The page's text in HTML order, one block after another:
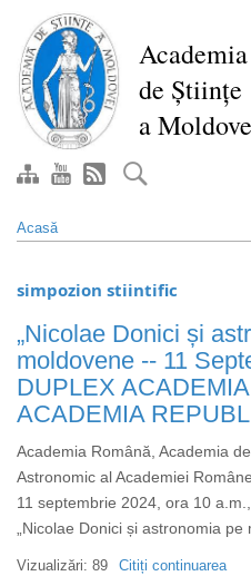
conţinutul
principal
Academia
de Științe
a
Acasă
simpozion stiintific
„Nicolae Donici și
moldovene -- 11
DUPLEX
ACADEMIA
Academia Română, Academia
Astronomic al Academiei
11 septembrie 2024, ora 10
„Nicolae Donici și astronomia pe
Citiți continuarea
Vizualizări: 89